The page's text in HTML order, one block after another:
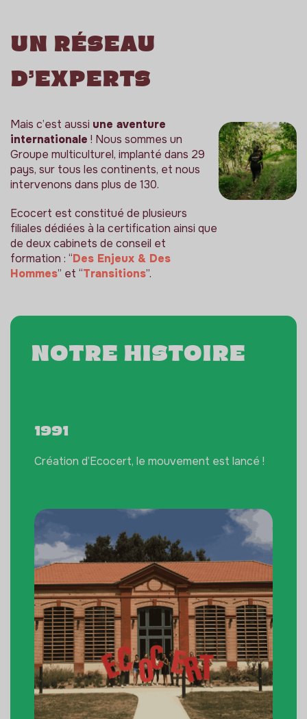
Un réseau
d’experts
Mais c’est aussi une aventure
internationale ! Nous sommes un
Groupe multiculturel, implanté dans 29
pays, sur tous les continents, et nous
intervenons dans plus de 130.
Ecocert est constitué de plusieurs
filiales dédiées à la certification ainsi que
de deux cabinets de conseil et
formation : “Des Enjeux & Des
Hommes” et “Transitions”.
Notre histoire
1991
Création d’Ecocert, le mouvement est lancé !